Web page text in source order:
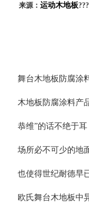
来源： 运动木地板
舞台木地板防腐涂
木地板防腐涂料产
恭维”的话不绝于
场所必不可少的地
也使得世纪耐德早
欧氏舞台木地板中